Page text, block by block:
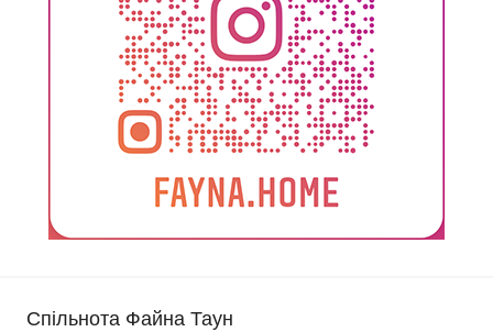
Спільнота Файна Таун